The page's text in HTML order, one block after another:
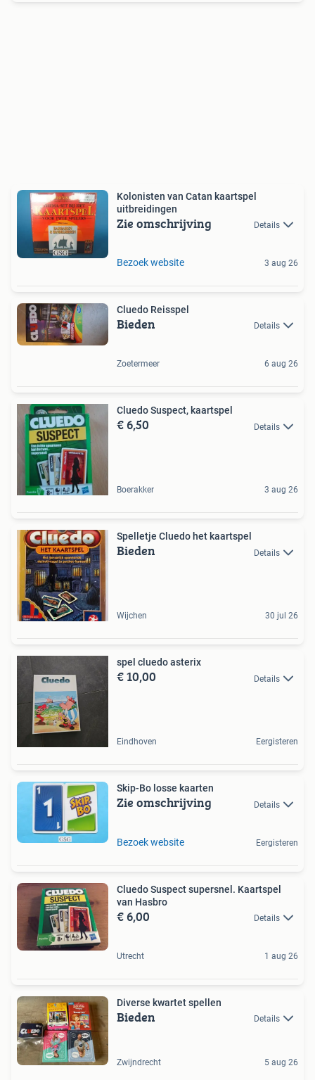
Kolonisten van Catan kaartspel
uitbreidingen
Zie omschrijving Details
Bezoek website 3 aug 26
Cluedo Reisspel
Bieden Details
Zoetermeer 6 aug 26
Cluedo Suspect, kaartspel
€ 6,50 Details
Boerakker 3 aug 26
Spelletje Cluedo het kaartspel
Bieden Details
Wijchen 30 jul 26
spel cluedo asterix
€ 10,00 Details
Eindhoven Eergisteren
Skip-Bo losse kaarten
Zie omschrijving Details
Bezoek website Eergisteren
Cluedo Suspect supersnel. Kaartspel
van Hasbro
€ 6,00 Details
Utrecht 1 aug 26
Diverse kwartet spellen
Bieden Details
Zwijndrecht 5 aug 26